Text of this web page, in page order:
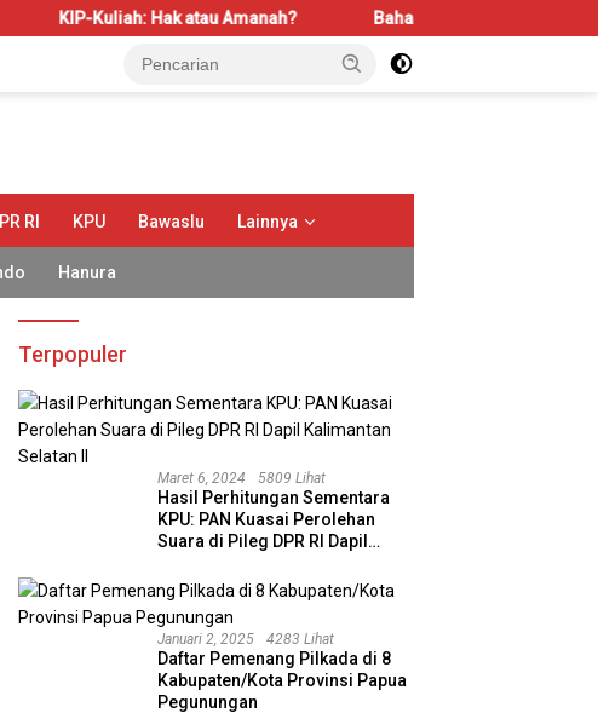
Hak atau Amanah? Bahas LBS dan LP2B, REI Kalbar Dorong
RI KPU Bawaslu Lainnya
Hanura
Terpopuler
Maret 6, 2024 5809 Lihat
Hasil Perhitungan Sementara
KPU: PAN Kuasai Perolehan
Suara di Pileg DPR RI Dapil
Januari 2, 2025 4283 Lihat
Daftar Pemenang Pilkada di 8
Kabupaten/Kota Provinsi Papua
Pegunungan